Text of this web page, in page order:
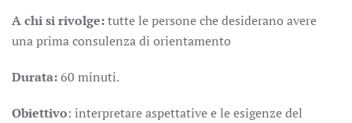
A chi si rivolge:tutte le persone che desiderano avere
una prima consulenza di orientamento
Durata:60 minuti.
Obiettivo: interpretare aspettative e le esigenze del